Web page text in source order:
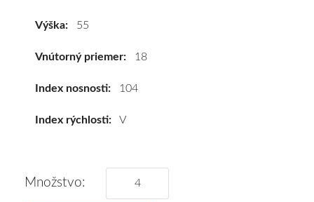
vám
obujeme
Výška: 55
Vnútorný priemer: 18
Index nosnosti: 104
Index rýchlosti: V
Množstvo: